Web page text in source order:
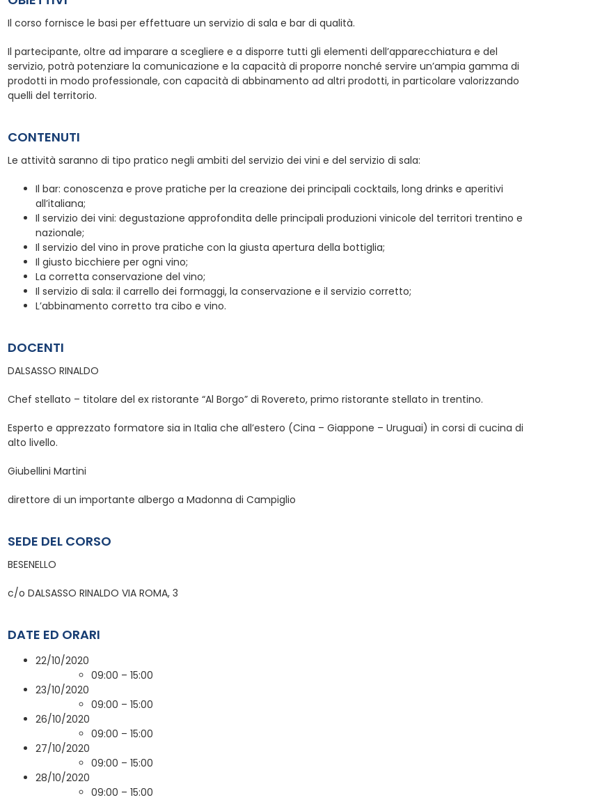
Il corso fornisce le basi per effettuare un servizio di sala e bar di qualità.
Il partecipante, oltre ad imparare a scegliere e a disporre tutti gli elementi dell’apparecchiatura e del
servizio, potrà potenziare la comunicazione e la capacità di proporre nonché servire un’ampia gamma di
prodotti in modo professionale, con capacità di abbinamento ad altri prodotti, in particolare valorizzando
quelli del territorio.
CONTENUTI
Le attività saranno di tipo pratico negli ambiti del servizio dei vini e del servizio di sala:
Il bar: conoscenza e prove pratiche per la creazione dei principali cocktails, long drinks e aperitivi
all’italiana;
Il servizio dei vini: degustazione approfondita delle principali produzioni vinicole del territori trentino e
nazionale;
Il servizio del vino in prove pratiche con la giusta apertura della bottiglia;
Il giusto bicchiere per ogni vino;
La corretta conservazione del vino;
Il servizio di sala: il carrello dei formaggi, la conservazione e il servizio corretto;
L’abbinamento corretto tra cibo e vino.
DOCENTI
DALSASSO RINALDO
Chef stellato – titolare del ex ristorante “Al Borgo” di Rovereto, primo ristorante stellato in trentino.
Esperto e apprezzato formatore sia in Italia che all’estero (Cina – Giappone – Uruguai) in corsi di cucina di
alto livello.
Giubellini Martini
direttore di un importante albergo a Madonna di Campiglio
SEDE DEL CORSO
BESENELLO
c/o DALSASSO RINALDO VIA ROMA, 3
DATE ED ORARI
22/10/2020
09:00 – 15:00
23/10/2020
09:00 – 15:00
26/10/2020
09:00 – 15:00
27/10/2020
09:00 – 15:00
28/10/2020
09:00 – 15:00